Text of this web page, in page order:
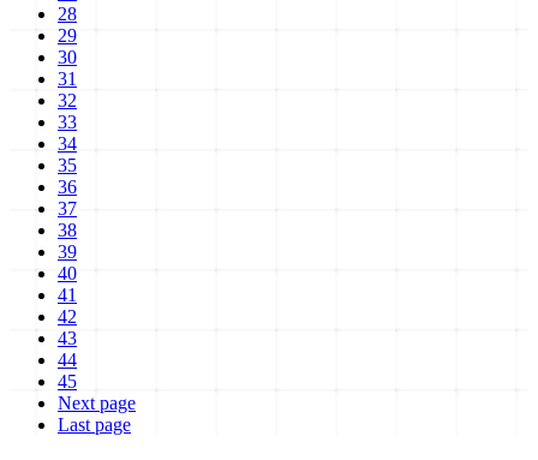
28
29
30
31
32
33
34
35
36
37
38
39
40
41
42
43
44
45
Next page
Last page